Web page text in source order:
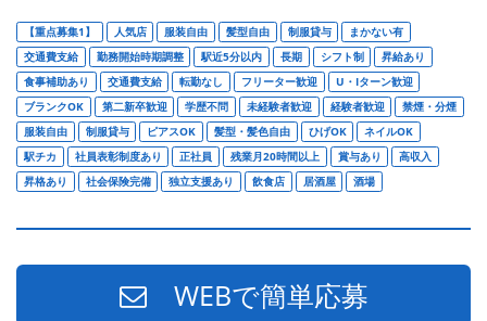
【重点募集1】 人気店 服装自由 髪型自由 制服貸与
まかない有
交通費支給
勤務開始時期調整 駅近5分以内 長期 シフト制
昇給あり
食事補助あり
交通費支給 転勤なし フリーター歓迎
U・Iターン歓迎
ブランクOK
第二新卒歓迎 学歴不問 未経験者歓迎 経験者歓迎
禁煙・分煙
服装自由
制服貸与 ピアスOK 髪型・髪色自由 ひげOK
ネイルOK
駅チカ
社員表彰制度あり 正社員 残業月20時間以上 賞与あり
高収入
昇格あり
社会保険完備 独立支援あり 飲食店 居酒屋 酒場
WEBで簡単応募